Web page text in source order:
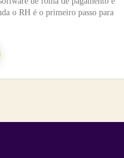
o RH é o primeiro passo para